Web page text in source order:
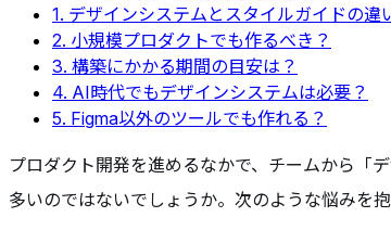
1. デザインシステムとスタイルガイドの違
2. 小規模プロダクトでも作るべき？
3. 構築にかかる期間の目安は？
4. AI時代でもデザインシステムは必要？
5. Figma以外のツールでも作れる？
プロダクト開発を進めるなかで、チームから「
多いのではないでしょうか。次のような悩みを